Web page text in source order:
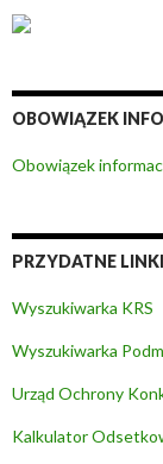
OBOWIĄZEK
Obowiązek
PRZYDATNE LINKI
Wyszukiwarka KRS
Wyszukiwarka
Urząd Ochrony
Kalkulator